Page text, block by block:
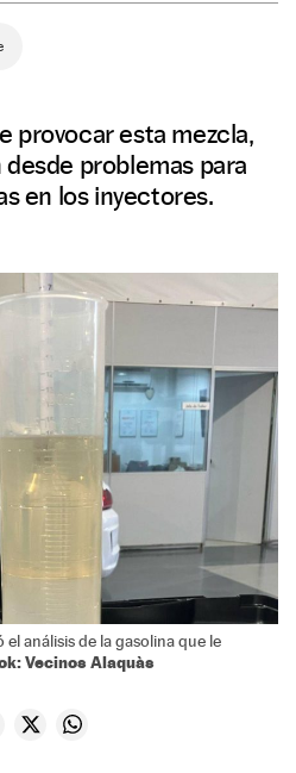
provocar esta mezcla,
problemas para
en los inyectores.
análisis de la gasolina que le
Vecinos Alaquàs